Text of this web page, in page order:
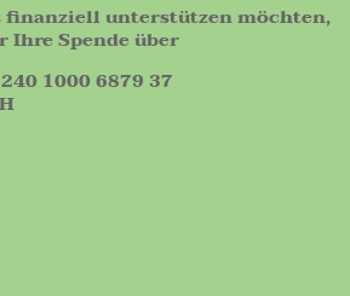
finanziell unterstützen möchten,
Ihre Spende über
1000 6879 37